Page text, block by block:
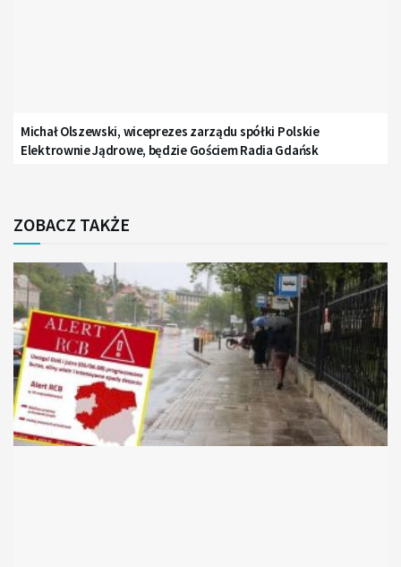
Michał Olszewski, wiceprezes zarządu spółki Polskie
Elektrownie Jądrowe, będzie Gościem Radia Gdańsk
ZOBACZ TAKŻE